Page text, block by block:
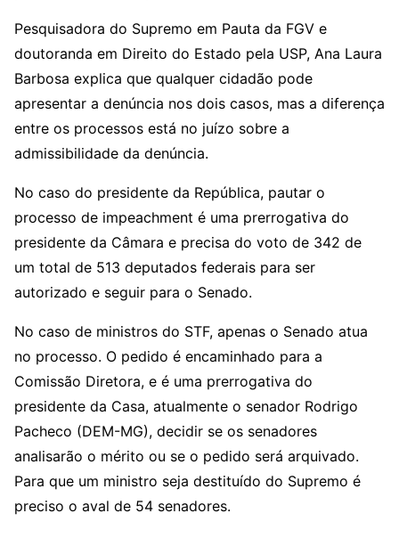
Pesquisadora do Supremo em Pauta da FGV e
doutoranda em Direito do Estado pela USP, Ana Laura
Barbosa explica que qualquer cidadão pode
apresentar a denúncia nos dois casos, mas a diferença
entre os processos está no juízo sobre a
admissibilidade da denúncia.
No caso do presidente da República, pautar o
processo de impeachment é uma prerrogativa do
presidente da Câmara e precisa do voto de 342 de
um total de 513 deputados federais para ser
autorizado e seguir para o Senado.
No caso de ministros do STF, apenas o Senado atua
no processo. O pedido é encaminhado para a
Comissão Diretora, e é uma prerrogativa do
presidente da Casa, atualmente o senador Rodrigo
Pacheco (DEM-MG), decidir se os senadores
analisarão o mérito ou se o pedido será arquivado.
Para que um ministro seja destituído do Supremo é
preciso o aval de 54 senadores.